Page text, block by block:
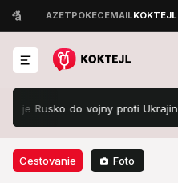
do vojny proti Ukrajine
Cestovanie Foto
Cestovanie 17. júl. 2025 o